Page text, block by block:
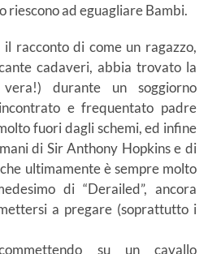
riescono ad eguagliare Bambi.
racconto di come un ragazzo,
cadaveri, abbia trovato la
vera!) durante un soggiorno
e frequentato padre
fuori dagli schemi, ed infine
di Sir Anthony Hopkins e di
ultimamente è sempre molto
di “Derailed”, ancora
a pregare (soprattutto i
su un cavallo